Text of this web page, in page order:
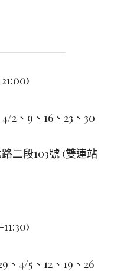
2、9、16、23、30
二段103號 (雙連站
、4/5、12、19、26